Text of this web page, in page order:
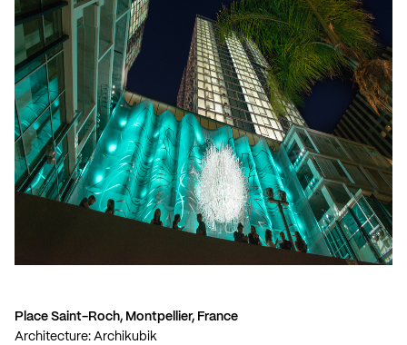
Place Saint-Roch, Montpellier, France
Architecture: Archikubik